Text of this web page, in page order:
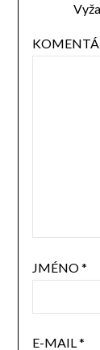
JMÉNO*
E-MAIL*